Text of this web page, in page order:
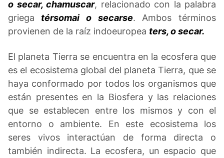
o secar, chamuscar, relacionado con la palabra
griega térsomai o secarse. Ambos términos
provienen de la raíz indoeuropea ters, o secar.
El planeta Tierra se encuentra en la ecosfera que
es el ecosistema global del planeta Tierra, que se
haya conformado por todos los organismos que
están presentes en la Biosfera y las relaciones
que se establecen entre los mismos y con el
entorno o ambiente. En este ecosistema los
seres vivos interactúan de forma directa o
también indirecta. La ecosfera, un espacio que